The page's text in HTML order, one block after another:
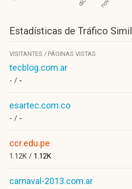
Estadísticas de Tráfico
VISITANTES / PÁGINAS VISTAS
tecblog.com.ar
- / -
esartec.com.co
- / -
ccr.edu.pe
1.12K / 1.12K
carnaval-2013.com.ar